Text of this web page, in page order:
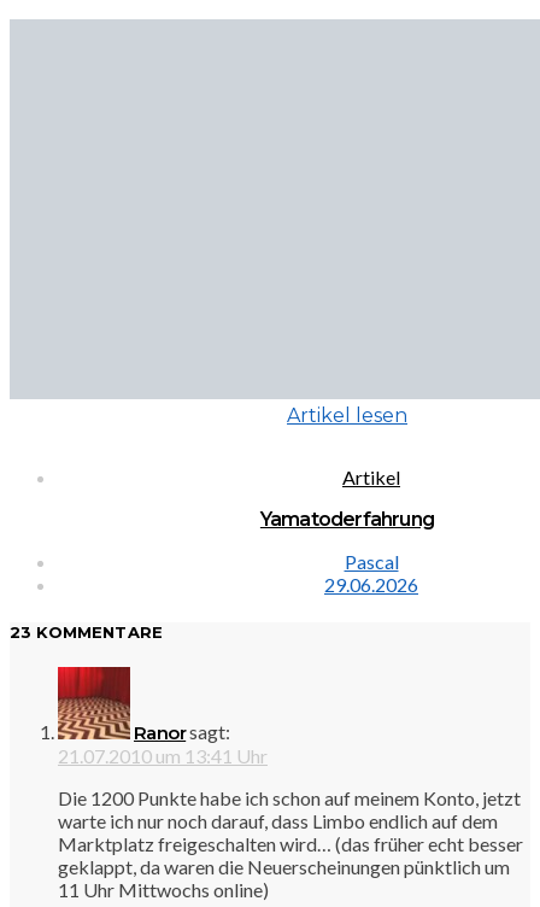
Artikel lesen
Artikel
Yamatoderfahrung
Pascal
29.06.2026
23 KOMMENTARE
Ranorsagt:
21.07.2010 um 13:41 Uhr
Die 1200 Punkte habe ich schon auf meinem Konto, jetzt
warte ich nur noch darauf, dass Limbo endlich auf dem
Marktplatz freigeschalten wird… (das früher echt besser
geklappt, da waren die Neuerscheinungen pünktlich um
11 Uhr Mittwochs online)